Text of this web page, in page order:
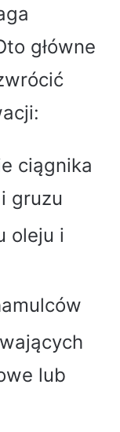
główne
ciągnika
gruzu
oleju i
lub